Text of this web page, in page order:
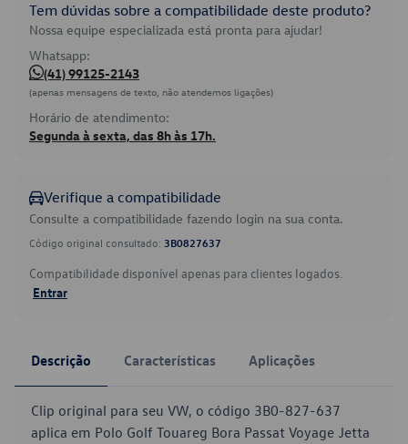
Tem dúvidas sobre a compatibilidade deste produto?
Nossa equipe especializada está pronta para ajudar!
Whatsapp:
(41) 99125-2143
(apenas mensagens de texto, não atendemos ligações)
Horário de atendimento:
Segunda à sexta, das 8h às 17h.
Verifique a compatibilidade
Consulte a compatibilidade fazendo login na sua conta.
Código original consultado: 3B0827637
Compatibilidade disponível apenas para clientes logados.
Entrar
Descrição Características Aplicações
Clip original para seu VW, o código 3B0-827-637
aplica em Polo Golf Touareg Bora Passat Voyage Jetta